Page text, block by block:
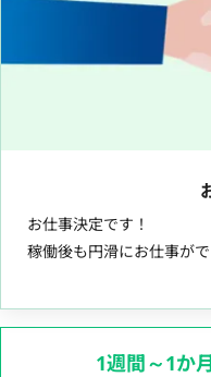
お仕事決定です！
稼働後も円滑にお仕事が
1週間～1か